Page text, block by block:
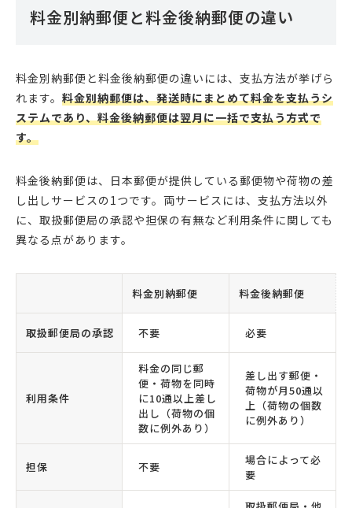
料金別納郵便と料金後納郵便の違い
料金別納郵便と料金後納郵便の違いには、支払方法が挙げら
れます。 料金別納郵便は、発送時にまとめて料金を支払うシ
ステムであり、料金後納郵便は翌月に一括で支払う方式で
す。
料金後納郵便は、日本郵便が提供している郵便物や荷物の差
し出しサービスの1つです。両サービスには、支払方法以外
に、取扱郵便局の承認や担保の有無など利用条件に関しても
異なる点があります。
料金別納郵便 料金後納郵便
取扱郵便局の承認 不要 必要
利用条件
料金の同じ郵
便・荷物を同時
に10通以上差し
出し（荷物の個
数に例外あり）
差し出す郵便・
荷物が月50通以
上（荷物の個数
に例外あり）
担保 不要
場合によって必
要